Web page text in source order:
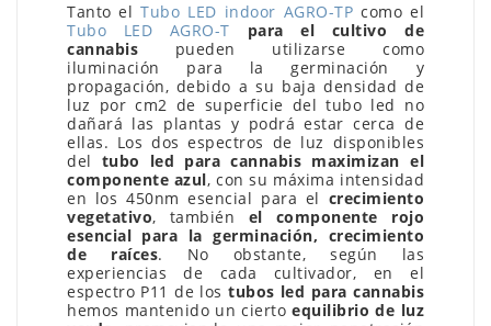
Tanto elTubo LED indoor AGRO-TP como el
Tubo LED AGRO-T
para el cultivo de
cannabis pueden utilizarse como
iluminación para la germinación y
propagación, debido a su baja densidad de
luz por cm2 de superficie del tubo led no
dañará las plantas y podrá estar cerca de
ellas. Los dos espectros de luz disponibles
del tubo led para cannabis maximizan el
componente azul, con su máxima intensidad
en los 450nm esencial para el crecimiento
vegetativo, también el componente rojo
esencial para la germinación, crecimiento
de raíces. No obstante, según las
experiencias de cada cultivador, en el
espectro P11 de lostubos led para cannabis
hemos mantenido un ciertoequilibrio de luz